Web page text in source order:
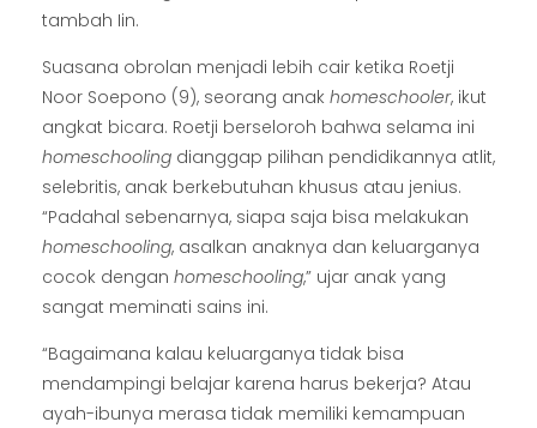
tambah Iin.
Suasana obrolan menjadi lebih cair ketika Roetji
Noor Soepono (9), seorang anak homeschooler, ikut
angkat bicara. Roetji berseloroh bahwa selama ini
homeschooling dianggap pilihan pendidikannya atlit,
selebritis, anak berkebutuhan khusus atau jenius.
“Padahal sebenarnya, siapa saja bisa melakukan
homeschooling, asalkan anaknya dan keluarganya
cocok dengan homeschooling,” ujar anak yang
sangat meminati sains ini.
“Bagaimana kalau keluarganya tidak bisa
mendampingi belajar karena harus bekerja? Atau
ayah-ibunya merasa tidak memiliki kemampuan